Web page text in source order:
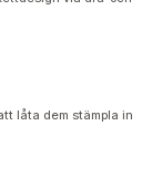
låta dem stämpla in